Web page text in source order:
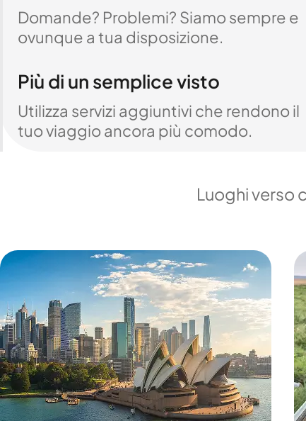
Domande? Problemi? Siamo sempre e
ovunque a tua disposizione.
Più di un semplice visto
Utilizza servizi aggiuntivi che rendono il
tuo viaggio ancora più comodo.
Luoghi verso